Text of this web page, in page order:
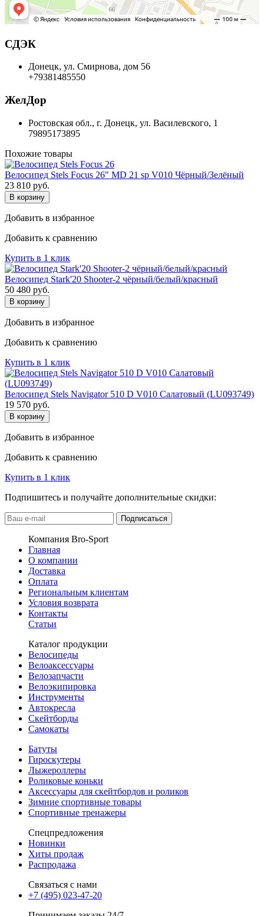
СДЭК
Донецк, ул. Смирнова, дом 56
+79381485550
ЖелДор
Ростовская обл., г. Донецк, ул. Василевского, 1
79895173895
Похожие товары
Велосипед Stels Focus 26" MD 21 sp V010 Чёрный/Зелёный
23 810 руб.
В корзину
Добавить в избранное
Добавить к сравнению
Купить в 1 клик
Велосипед Stark'20 Shooter-2 чёрный/белый/красный
50 480 руб.
В корзину
Добавить в избранное
Добавить к сравнению
Купить в 1 клик
Велосипед Stels Navigator 510 D V010 Салатовый (LU093749)
19 570 руб.
В корзину
Добавить в избранное
Добавить к сравнению
Купить в 1 клик
Подпишитесь и получайте дополнительные скидки:
Подписаться
Компания Bro-Sport
Главная
О компании
Доставка
Оплата
Региональным клиентам
Условия возврата
Контакты
Статьи
Каталог продукции
Велосипеды
Велоаксессуары
Велозапчасти
Велоэкипировка
Инструменты
Автокресла
Скейтборды
Самокаты
Батуты
Гироскутеры
Лыжероллеры
Роликовые коньки
Аксессуары для скейтбордов и роликов
Зимние спортивные товары
Спортивные тренажеры
Спецпредложения
Новинки
Хиты продаж
Распродажа
Связаться с нами
+7 (495) 023-47-20